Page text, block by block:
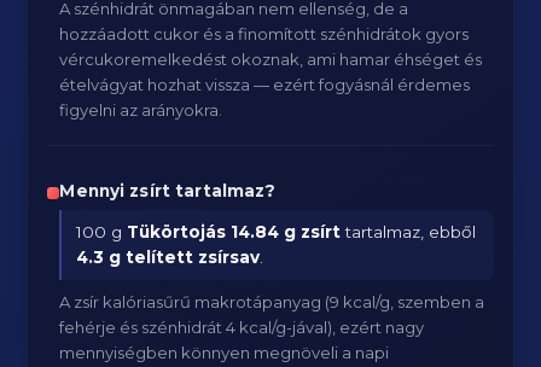
A szénhidrát önmagában nem ellenség, de a
hozzáadott cukor és a finomított szénhidrátok gyors
vércukoremelkedést okoznak, ami hamar éhséget és
ételvágyat hozhat vissza — ezért fogyásnál érdemes
figyelni az arányokra.
Mennyi zsírt tartalmaz?
100 g Tükörtojás 14.84 g zsírttartalmaz, ebből
4.3 g telített zsírsav
A zsír kalóriasűrű makrotápanyag (9 kcal/g, szemben a
fehérje és szénhidrát 4 kcal/g-jával), ezért nagy
mennyiségben könnyen megnöveli a napi